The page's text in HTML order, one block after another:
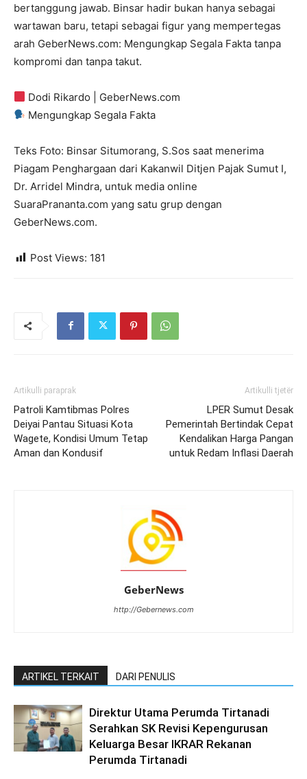
bertanggung jawab. Binsar hadir bukan hanya sebagai
wartawan baru, tetapi sebagai figur yang mempertegas
arah GeberNews.com: Mengungkap Segala Fakta tanpa
kompromi dan tanpa takut.
Dodi Rikardo | GeberNews.com
Mengungkap Segala Fakta
Teks Foto: Binsar Situmorang, S.Sos saat menerima
Piagam Penghargaan dari Kakanwil Ditjen Pajak Sumut I,
Dr. Arridel Mindra, untuk media online
SuaraPrananta.com yang satu grup dengan
GeberNews.com.
Post Views: 181
Artikulli paraprak
Patroli Kamtibmas Polres
Deiyai Pantau Situasi Kota
Wagete, Kondisi Umum Tetap
Aman dan Kondusif
Artikulli tjetër
LPER Sumut Desak
Pemerintah Bertindak Cepat
Kendalikan Harga Pangan
untuk Redam Inflasi Daerah
GeberNews
http://Gebernews.com
ARTIKEL TERKAIT DARI PENULIS
Direktur Utama Perumda Tirtanadi
Serahkan SK Revisi Kepengurusan
Keluarga Besar IKRAR Rekanan
Perumda Tirtanadi